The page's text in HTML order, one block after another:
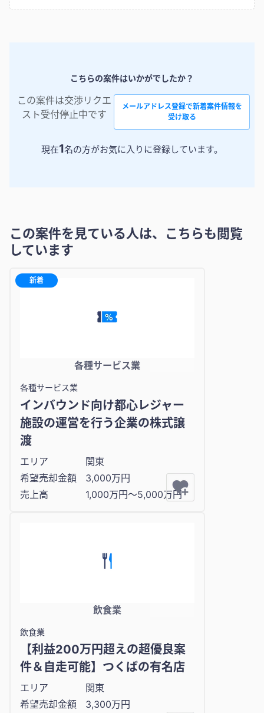
こちらの案件はいかがでしたか？
この案件は交渉リクエ
スト受付停止中です
メールアドレス登録で新着案件情報を
受け取る
現在1名の方がお気に入りに登録しています。
この案件を見ている人は、こちらも閲覧
しています
新着
各種サービス業
各種サービス業
インバウンド向け都心レジャー
施設の運営を行う企業の株式譲
渡
エリア
関東
希望売却金額
3,000万円
売上高
1,000万円〜5,000万円
飲食業
飲食業
【利益200万円超えの超優良案
件＆自走可能】つくばの有名店
エリア
関東
希望売却金額
3,300万円